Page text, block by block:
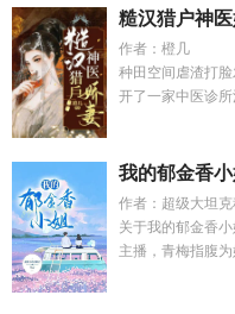
糙汉猎户神
作者：橙几
种田空间虐渣打
开了一家中医诊
我的郁金香小
作者：超级大坦
关于我的郁金香
主播，青梅指腹